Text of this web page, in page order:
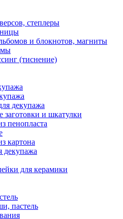
степлеры
и блокнотов, магниты
(тиснение)
декупажа
заготовки и шкатулки
пенопласта
картона
декупажа
для керамики
пастель